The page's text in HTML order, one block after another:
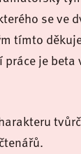
se ve
tímto
je